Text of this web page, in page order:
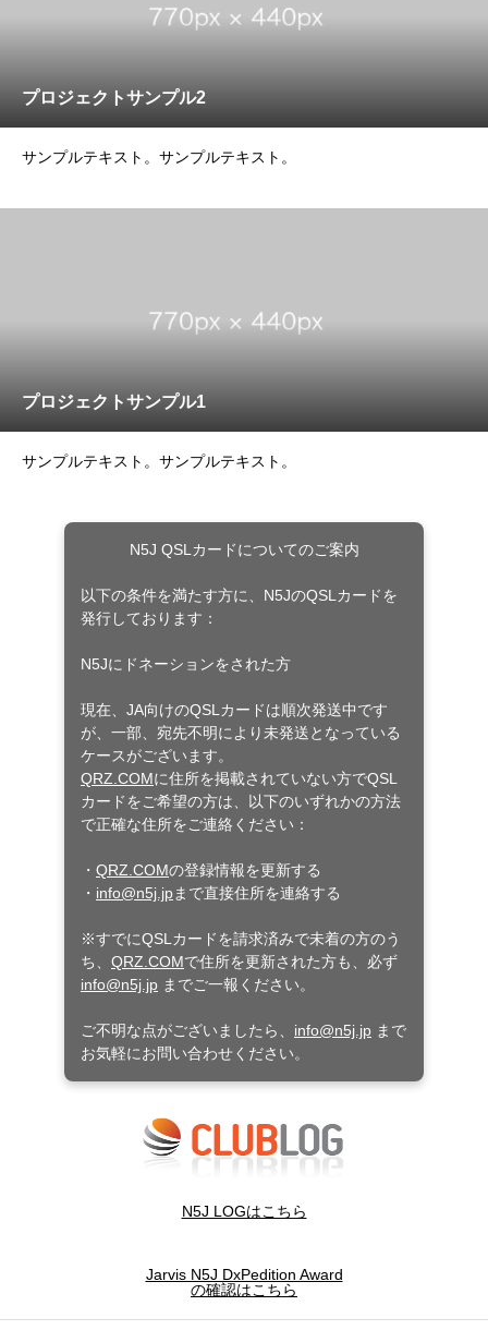
プロジェクトサンプル2
サンプルテキスト。サンプルテキスト。
プロジェクトサンプル1
サンプルテキスト。サンプルテキスト。
N5J QSLカードについてのご案内
以下の条件を満たす方に、N5JのQSLカードを
発行しております：
N5Jにドネーションをされた方
現在、JA向けのQSLカードは順次発送中です
が、一部、宛先不明により未発送となっている
ケースがございます。
QRZ.COMに住所を掲載されていない方でQSL
カードをご希望の方は、以下のいずれかの方法
で正確な住所をご連絡ください：
・ QRZ.COMの登録情報を更新する
・ info@n5j.jpまで直接住所を連絡する
※すでにQSLカードを請求済みで未着の方のう
ち、 QRZ.COMで住所を更新された方も、必ず
info@n5j.jp までご一報ください。
ご不明な点がございましたら、 info@n5j.jp まで
お気軽にお問い合わせください。
N5J LOGはこちら
Jarvis N5J DxPedition Award
の確認はこちら